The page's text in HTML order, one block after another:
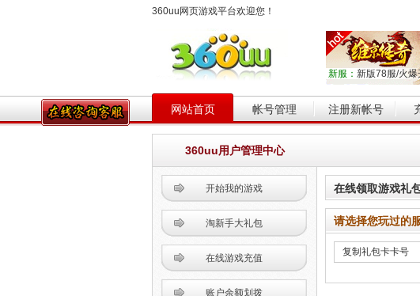
360uu网页游戏平台欢迎您！
新服： 新版78服/火爆
网站首页 帐号管理 注册新帐号
360uu用户管理中心
开始我的游戏
淘新手大礼包
在线游戏充值
账户余额划拨
在线领取游戏礼
请选择您玩过的